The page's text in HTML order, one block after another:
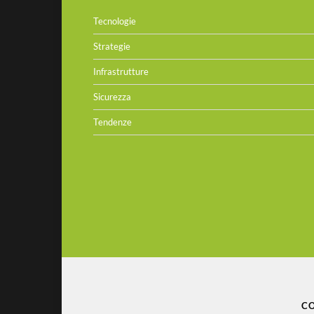
Tecnologie
Strategie
Infrastrutture
Sicurezza
Tendenze